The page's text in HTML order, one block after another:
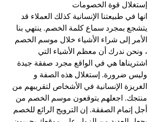
إستغلال قوة الخصومات
انها في طبيعتنا الإنسانية كذلك العملاء قد
يتشجع بمجرد سماع كلمة الخصم. ينتهي بنا
الأمر إلى شراء الأشياء خلال موسم الخصم
، ونحن ندرك أن معظم الأشياء التي
اشتريناها هي في الواقع مجرد صفقة جيدة
وليس ضرورة. إستغلال هذه الصفة و
الغريزة الإنسانية في الأشخاص لتقريبهم من
منتجك. اجعلهم يتوقعون موسم الخصم من
أجل إتمام الصفقة. إن الترويج الرائع للخصم